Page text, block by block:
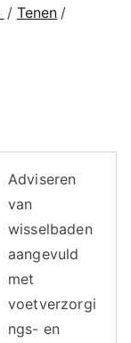
er
ap
ie
Tenen
Adviseren
van
wisselbaden
aangevuld
met
voetverzorgi
ngs- en